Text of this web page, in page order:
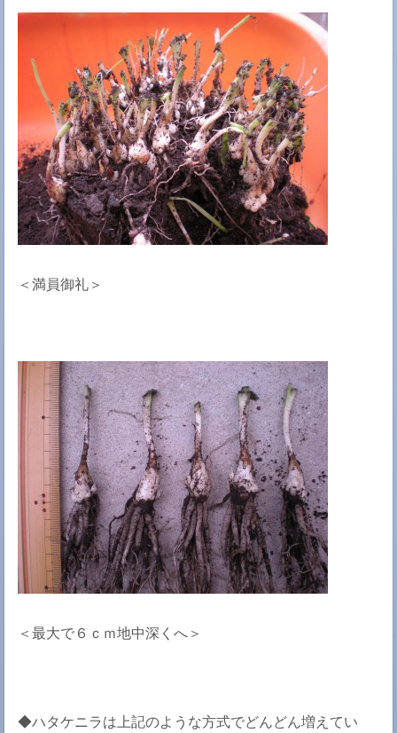
＜満員御礼＞
＜最大で６ｃｍ地中深くへ＞
◆ハタケニラは上記のような方式でどんどん増えてい